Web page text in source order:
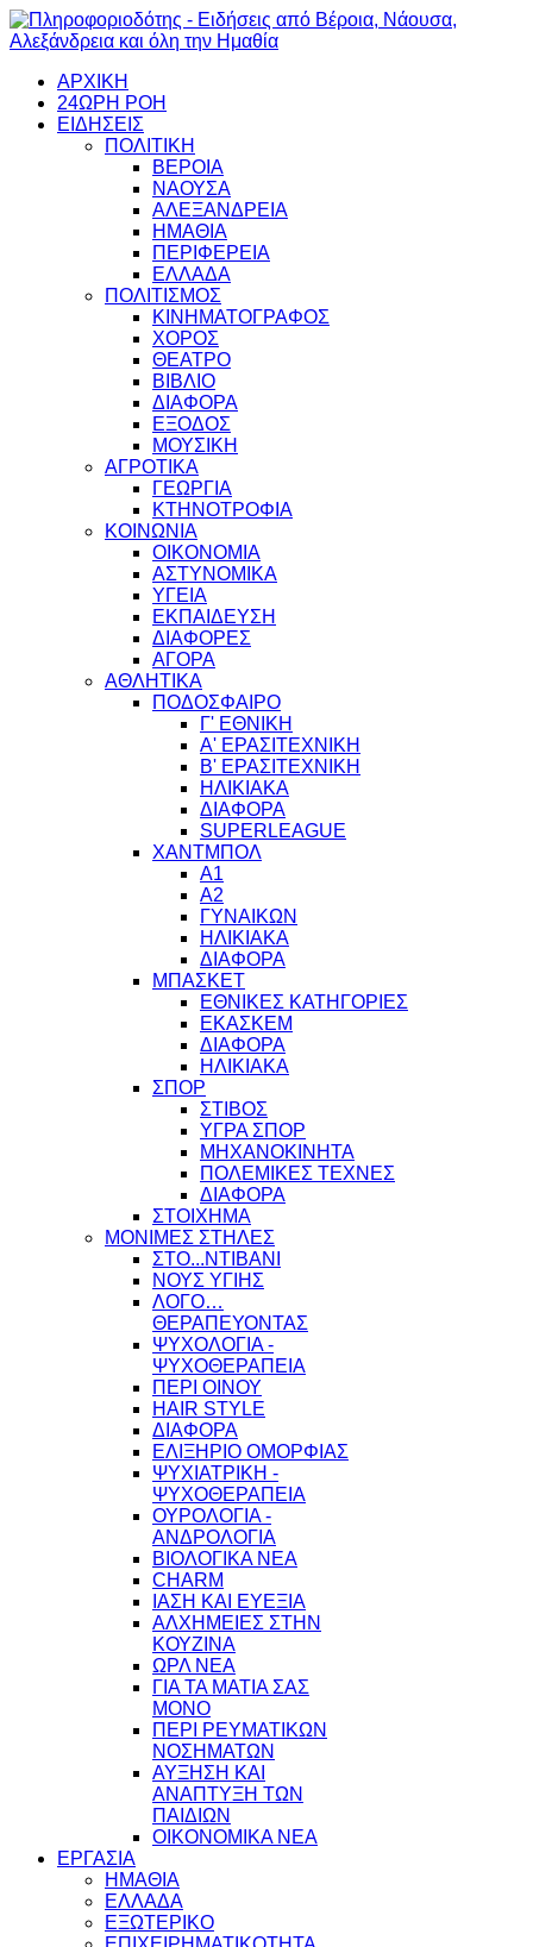
ΑΡΧΙΚΗ
24ΩΡΗ ΡΟΗ
ΕΙΔΗΣΕΙΣ
ΠΟΛΙΤΙΚΗ
ΒΕΡΟΙΑ
ΝΑΟΥΣΑ
ΑΛΕΞΑΝΔΡΕΙΑ
ΗΜΑΘΙΑ
ΠΕΡΙΦΕΡΕΙΑ
ΕΛΛΑΔΑ
ΠΟΛΙΤΙΣΜΟΣ
ΚΙΝΗΜΑΤΟΓΡΑΦΟΣ
ΧΟΡΟΣ
ΘΕΑΤΡΟ
ΒΙΒΛΙΟ
ΔΙΑΦΟΡΑ
ΕΞΟΔΟΣ
ΜΟΥΣΙΚΗ
ΑΓΡΟΤΙΚΑ
ΓΕΩΡΓΙΑ
ΚΤΗΝΟΤΡΟΦΙΑ
ΚΟΙΝΩΝΙΑ
ΟΙΚΟΝΟΜΙΑ
ΑΣΤΥΝΟΜΙΚΑ
ΥΓΕΙΑ
ΕΚΠΑΙΔΕΥΣΗ
ΔΙΑΦΟΡΕΣ
ΑΓΟΡΑ
ΑΘΛΗΤΙΚΑ
ΠΟΔΟΣΦΑΙΡΟ
Γ' ΕΘΝΙΚΗ
Α' ΕΡΑΣΙΤΕΧΝΙΚΗ
Β' ΕΡΑΣΙΤΕΧΝΙΚΗ
ΗΛΙΚΙΑΚΑ
ΔΙΑΦΟΡΑ
SUPERLEAGUE
ΧΑΝΤΜΠΟΛ
Α1
Α2
ΓΥΝΑΙΚΩΝ
ΗΛΙΚΙΑΚΑ
ΔΙΑΦΟΡΑ
ΜΠΑΣΚΕΤ
ΕΘΝΙΚΕΣ ΚΑΤΗΓΟΡΙΕΣ
ΕΚΑΣΚΕΜ
ΔΙΑΦΟΡΑ
ΗΛΙΚΙΑΚΑ
ΣΠΟΡ
ΣΤΙΒΟΣ
ΥΓΡΑ ΣΠΟΡ
ΜΗΧΑΝΟΚΙΝΗΤΑ
ΠΟΛΕΜΙΚΕΣ ΤΕΧΝΕΣ
ΔΙΑΦΟΡΑ
ΣΤΟΙΧΗΜΑ
ΜΟΝΙΜΕΣ ΣΤΗΛΕΣ
ΣΤΟ...ΝΤΙΒΑΝΙ
ΝΟΥΣ ΥΓΙΗΣ
ΛΟΓΟ…
ΘΕΡΑΠΕΥΟΝΤΑΣ
ΨΥΧΟΛΟΓΙΑ -
ΨΥΧΟΘΕΡΑΠΕΙΑ
ΠΕΡΙ ΟΙΝΟΥ
HAIR STYLE
ΔΙΑΦΟΡΑ
ΕΛΙΞΗΡΙΟ ΟΜΟΡΦΙΑΣ
ΨΥΧΙΑΤΡΙΚΗ -
ΨΥΧΟΘΕΡΑΠΕΙΑ
ΟΥΡΟΛΟΓΙΑ -
ΑΝΔΡΟΛΟΓΙΑ
ΒΙΟΛΟΓΙΚΑ ΝΕΑ
CHARM
ΙΑΣΗ ΚΑΙ ΕΥΕΞΙΑ
ΑΛΧΗΜΕΙΕΣ ΣΤΗΝ
ΚΟΥΖΙΝΑ
ΩΡΛ ΝEA
ΓΙΑ ΤΑ ΜΑΤΙΑ ΣΑΣ
ΜΟΝΟ
ΠΕΡΙ ΡΕΥΜΑΤΙΚΩΝ
ΝΟΣΗΜΑΤΩΝ
ΑΥΞΗΣΗ ΚΑΙ
ΑΝΑΠΤΥΞΗ ΤΩΝ
ΠΑΙΔΙΩΝ
ΟΙΚΟΝΟΜΙΚΑ ΝΕΑ
ΕΡΓΑΣΙΑ
ΗΜΑΘΙΑ
ΕΛΛΑΔΑ
ΕΞΩΤΕΡΙΚΟ